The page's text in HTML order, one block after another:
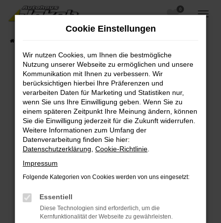
Zum
Hauptinhalt
0
Fehler: Network Error
Beim Laden ist ein Fehler aufgetreten.
Hier sind ein paar Tipps, die dir helfen können:
Überprüfe deine Firewall und deine
Internetverbindung.
Laden andere Webseiten, zum Beispiel deine
Suchmaschine?
Prüfe deine Browsererweiterungen.
Manche Erweiterungen, wie Werbeblocker,
können das Laden bestimmter Seiten
verhindern. Funktioniert die Seite in einem
Cookie Einstellungen
Wir nutzen Cookies, um Ihnen die bestmögliche
Nutzung unserer Webseite zu ermöglichen und unsere
Kommunikation mit Ihnen zu verbessern. Wir
berücksichtigen hierbei Ihre Präferenzen und
verarbeiten Daten für Marketing und Statistiken nur,
wenn Sie uns Ihre Einwilligung geben. Wenn Sie zu
einem späteren Zeitpunkt Ihre Meinung ändern, können
Sie die Einwilligung jederzeit für die Zukunft widerrufen.
Weitere Informationen zum Umfang der
Datenverarbeitung finden Sie hier:
Datenschutzerklärung Cookie-Richtlinie
Impressum
Folgende Kategorien von Cookies werden von uns eingesetzt:
Essentiell
Diese Technologien sind erforderlich, um die
Kernfunktionalität der Webseite zu gewährleisten.